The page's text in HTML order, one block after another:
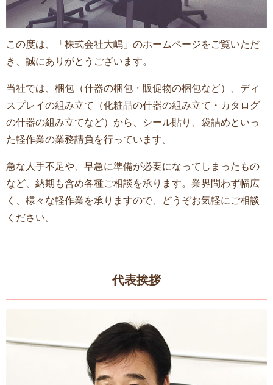
この度は、「株式会社大嶋」のホームページをご覧いただ
き、誠にありがとうございます。
当社では、梱包（什器の梱包・販促物の梱包など）、ディ
スプレイの組み立て（化粧品の什器の組み立て・カタログ
の什器の組み立てなど）から、シール貼り、袋詰めといっ
た軽作業の業務請負を行っています。
急な人手不足や、早急に準備が必要になってしまったもの
など、納期も含め各種ご相談を承ります。業界問わず幅広
く、様々な軽作業を承りますので、どうぞお気軽にご相談
ください。
代表挨拶